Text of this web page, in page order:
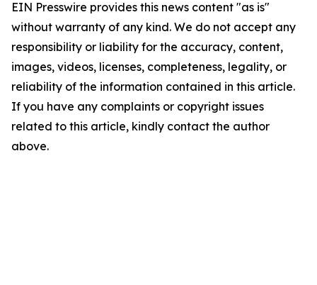
EIN Presswire provides this news content "as is"
without warranty of any kind. We do not accept any
responsibility or liability for the accuracy, content,
images, videos, licenses, completeness, legality, or
reliability of the information contained in this article.
If you have any complaints or copyright issues
related to this article, kindly contact the author
above.